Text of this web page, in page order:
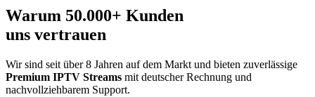
Warum 50.000+ Kunden
uns vertrauen
Wir sind seit über 8 Jahren auf dem Markt und bieten zuverlässige
Premium IPTV Streams mit deutscher Rechnung und
nachvollziehbarem Support.